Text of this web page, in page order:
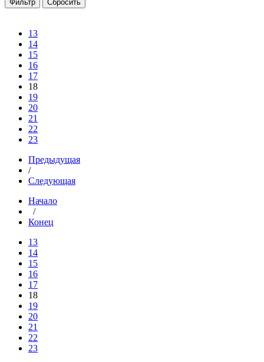
13
14
15
16
17
18
19
20
21
22
23
Предыдущая
/
Следующая
Начало
/
Конец
13
14
15
16
17
18
19
20
21
22
23